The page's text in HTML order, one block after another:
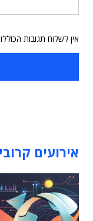
אין לשלוח תגובות
אירועים